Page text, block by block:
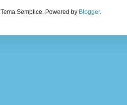
Tema Semplice. Powered by Blogger.